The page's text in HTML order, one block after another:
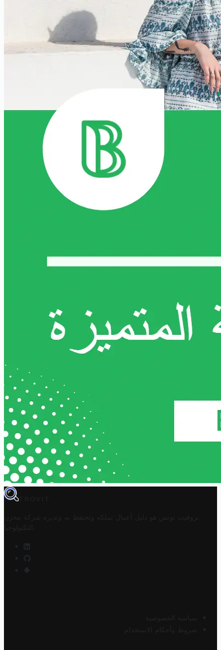
TROVIT
تروفيت تونس هو دليل أعمال تملكه وتحتفظ به وتديره
شركة مخزن
التكنولوجيا
سياسة الخصوصية
شروط وأحكام الاستخدام